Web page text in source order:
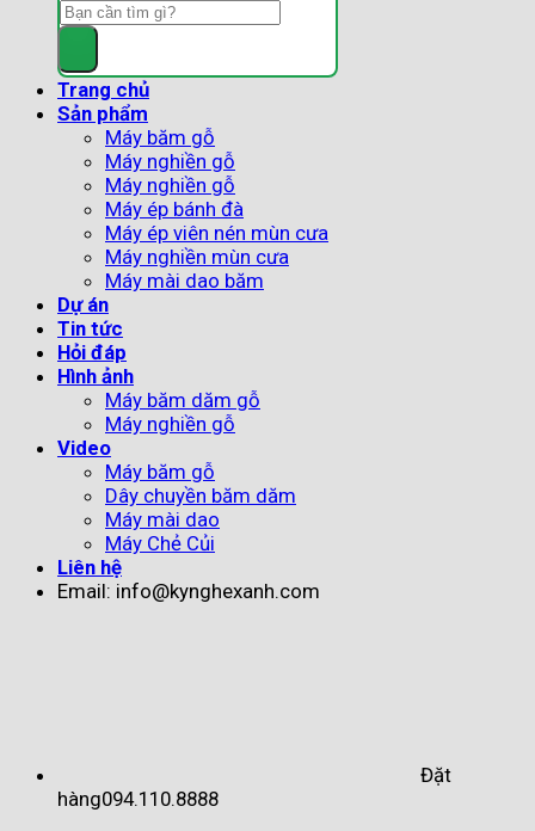
Trang chủ
Sản phẩm
Máy băm gỗ
Máy nghiền gỗ
Máy nghiền gỗ
Máy ép bánh đà
Máy ép viên nén mùn cưa
Máy nghiền mùn cưa
Máy mài dao băm
Dự án
Tin tức
Hỏi đáp
Hình ảnh
Máy băm dăm gỗ
Máy nghiền gỗ
Video
Máy băm gỗ
Dây chuyền băm dăm
Máy mài dao
Máy Chẻ Củi
Liên hệ
Email: info@kynghexanh.com
Đặt
hàng094.110.8888